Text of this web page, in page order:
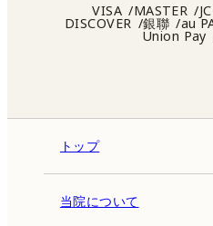
トップ
当院について
VISA MASTER
DISCOVER 銀聯 au
Union Pay